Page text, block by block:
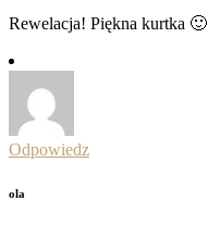
Rewelacja! Piękna kurtka 🙂
Odpowiedz
ola